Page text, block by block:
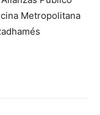
Metropolitana